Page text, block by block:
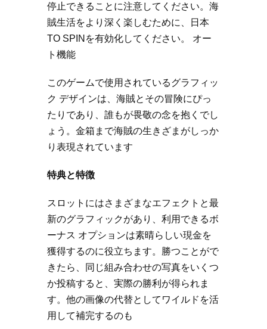
停止できることに注意してください。海
賊生活をより深く楽しむために、日本
TO SPINを有効化してください。 オー
ト機能
このゲームで使用されているグラフィッ
ク デザインは、海賊とその冒険にぴっ
たりであり、誰もが畏敬の念を抱くでし
ょう。金箱まで海賊の生きざまがしっか
り表現されています
特典と特徴
スロットにはさまざまなエフェクトと最
新のグラフィックがあり、利用できるボ
ーナス オプションは素晴らしい現金を
獲得するのに役立ちます。勝つことがで
きたら、同じ組み合わせの写真をいくつ
か投稿すると、実際の勝利が得られま
す。他の画像の代替としてワイルドを活
用して補完するのも